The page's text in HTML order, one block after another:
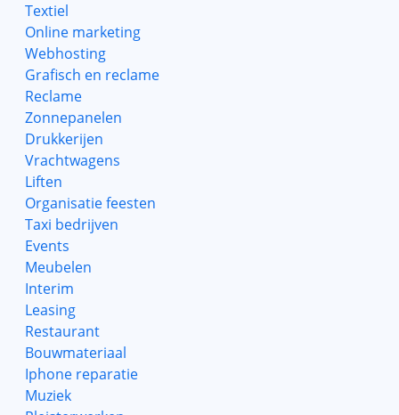
Textiel
Online marketing
Webhosting
Grafisch en reclame
Reclame
Zonnepanelen
Drukkerijen
Vrachtwagens
Liften
Organisatie feesten
Taxi bedrijven
Events
Meubelen
Interim
Leasing
Restaurant
Bouwmateriaal
Iphone reparatie
Muziek